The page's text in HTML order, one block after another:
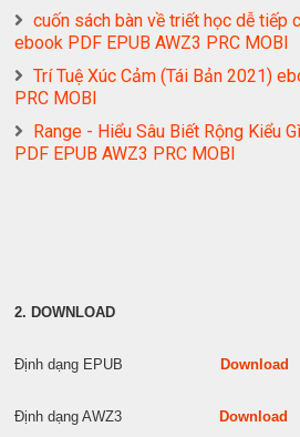
cuốn sách bàn về triết học dễ tiếp
ebook PDF EPUB AWZ3 PRC MOBI
Trí Tuệ Xúc Cảm (Tái Bản 2021)
PRC MOBI
Range - Hiểu Sâu Biết Rộng Kiểu
PDF EPUB AWZ3 PRC MOBI
2. DOWNLOAD
Định dạng EPUB Download
Định dạng AWZ3 Download